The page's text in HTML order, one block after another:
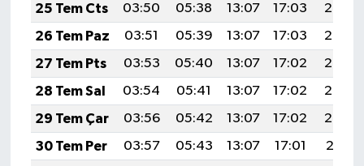
25 Tem Cts
03:50 05:38 13:07 17:03
20:26
26 Tem Paz
03:51 05:39 13:07 17:03
20:25
27 Tem Pts
03:53 05:40 13:07 17:02
20:24
28 Tem Sal
03:54 05:41 13:07 17:02
20:23
29 Tem Çar
03:56 05:42 13:07 17:02
20:22
30 Tem Per
03:57 05:43 13:07 17:01
20:21